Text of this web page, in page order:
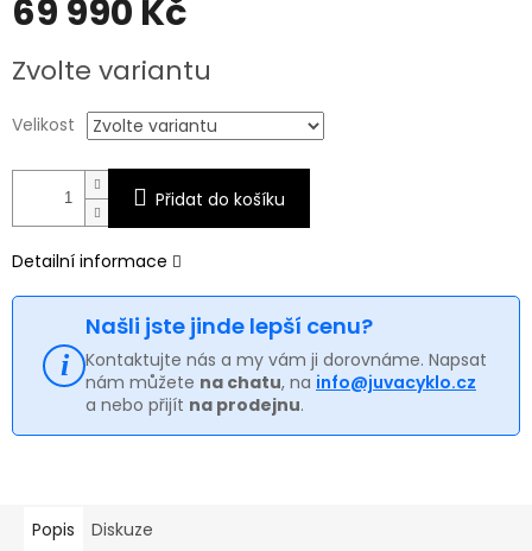
69 990 Kč
cena:
Zvolte variantu
Velikost
Přidat do košíku
Detailní informace
Našli jste jinde lepší cenu?
Kontaktujte nás a my vám ji dorovnáme. Napsat
nám můžete na chatu, na info@juvacyklo.cz
a nebo přijít na prodejnu.
Popis Diskuze